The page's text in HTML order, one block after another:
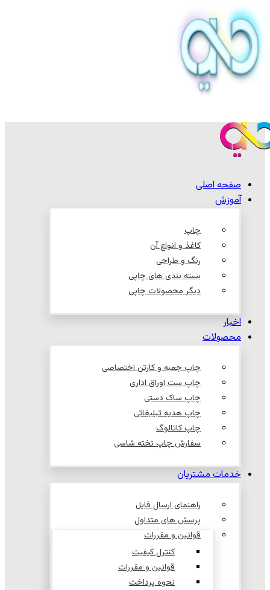
صفحه اصلی
آموزش
چاپ
کاغذ و انواع آن
رنگ و طراحی
بسته بندی های چاپی
دیگر محصولات چاپی
اخبار
محصولات
چاپ جعبه و کارتن اختصاصی
چاپ ست اوراق اداری
چاپ ساک دستی
چاپ هدیه تبلیغاتی
چاپ کاتالوگ
سفارش چاپ تخته شاسی
خدمات مشتریان
راهنمای ارسال فایل
پرسش های متداول
قوانین و مقررات
کنترل کیفیت
قوانین و مقررات
نحوه پرداخت